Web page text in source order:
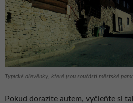
Typické dřevěnky, které jsou součástí městské
Pokud dorazíte autem, vyčleňte si